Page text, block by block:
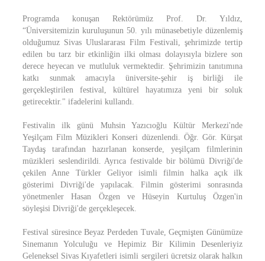
Programda konuşan Rektörümüz Prof. Dr. Yıldız,
“Üniversitemizin kuruluşunun 50. yılı münasebetiyle düzenlemiş
olduğumuz Sivas Uluslararası Film Festivali, şehrimizde tertip
edilen bu tarz bir etkinliğin ilki olması dolayısıyla bizlere son
derece heyecan ve mutluluk vermektedir. Şehrimizin tanıtımına
katkı sunmak amacıyla üniversite-şehir iş birliği ile
gerçekleştirilen festival, kültürel hayatımıza yeni bir soluk
getirecektir." ifadelerini kullandı.
Festivalin ilk günü Muhsin Yazıcıoğlu Kültür Merkezi'nde
Yeşilçam Film Müzikleri Konseri düzenlendi. Öğr. Gör. Kürşat
Taydaş tarafından hazırlanan konserde, yeşilçam filmlerinin
müzikleri seslendirildi. Ayrıca festivalde bir bölümü Divriği'de
çekilen Anne Türkler Geliyor isimli filmin halka açık ilk
gösterimi Divriği'de yapılacak. Filmin gösterimi sonrasında
yönetmenler Hasan Özgen ve Hüseyin Kurtuluş Özgen'in
söyleşisi Divriği'de gerçekleşecek.
Festival süresince Beyaz Perdeden Tuvale, Geçmişten Günümüze
Sinemanın Yolculuğu ve Hepimiz Bir Kilimin Desenleriyiz
Geleneksel Sivas Kıyafetleri isimli sergileri ücretsiz olarak halkın